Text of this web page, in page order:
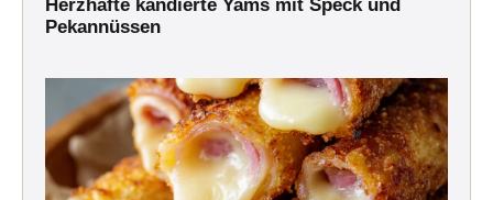
Herzhafte kandierte Yams mit Speck und
Pekannüssen